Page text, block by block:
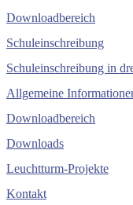
Downloadbereich
Schuleinschreibung
Schuleinschreibung in
Allgemeine
Downloadbereich
Downloads
Leuchtturm-Projekte
Kontakt